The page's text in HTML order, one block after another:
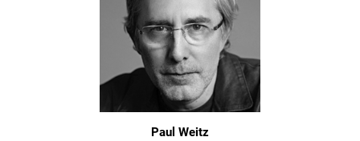
Paul Weitz